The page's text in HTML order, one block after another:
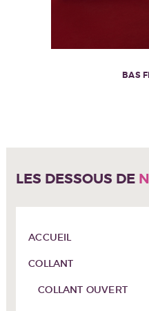
BAS
LES DESSOUS DE
ACCUEIL
COLLANT
COLLANT OUVERT